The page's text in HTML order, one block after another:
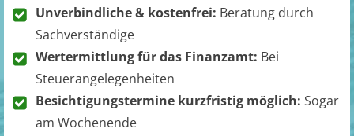
Unverbindliche & kostenfrei: Beratung durch
Sachverständige
Wertermittlung für das Finanzamt: Bei
Steuerangelegenheiten
Besichtigungstermine kurzfristig möglich: Sogar
am Wochenende